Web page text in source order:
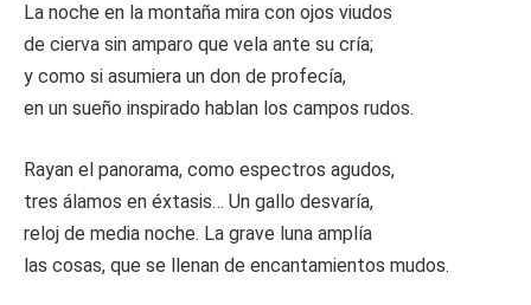
La noche en la montaña mira con ojos viudos
de cierva sin amparo que vela ante su cría;
y como si asumiera un don de profecía,
en un sueño inspirado hablan los campos rudos.
Rayan el panorama, como espectros agudos,
tres álamos en éxtasis… Un gallo desvaría,
reloj de media noche. La grave luna amplía
las cosas, que se llenan de encantamientos mudos.